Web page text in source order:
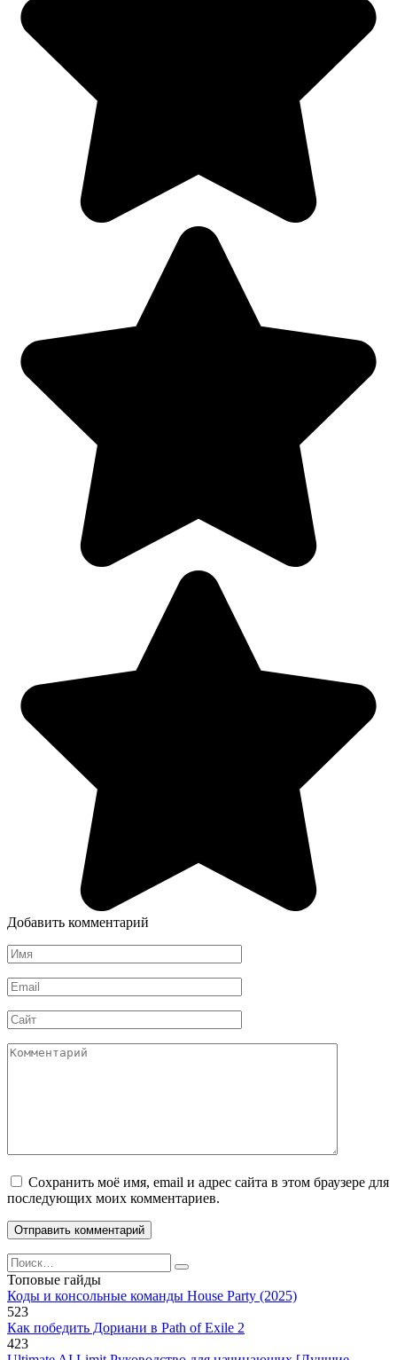
Добавить комментарий
Имя
*
Email
*
Сайт
Комментарий
Сохранить моё имя, email и адрес сайта в этом браузере для
последующих моих комментариев.
Search
for:
Топовые гайды
Коды и консольные команды House Party (2025)
523
Как победить Дориани в Path of Exile 2
423